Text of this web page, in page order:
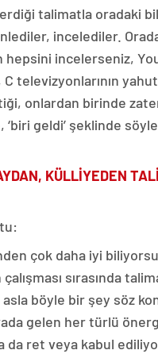
talimatla oradaki
incelediler.
hepsini incelerseniz,
televizyonlarının
onlardan birinde
geldi’ şeklinde
KÜLLİYEDEN
çok daha iyi
sırasında
böyle bir şey söz
gelen her türlü
da ret veya kabul